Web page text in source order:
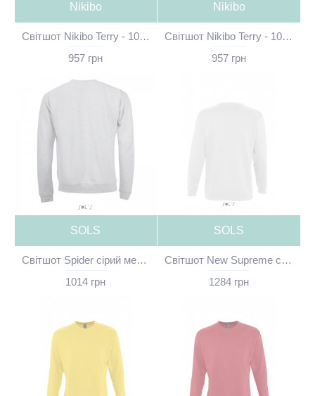
Nikibo
Світшот Nikibo Terry - 10080201-01
957 грн
Nikibo
Світшот Nikibo Terry - 10080201-44
957 грн
SOLS
Світшот Spider сірий меланж без принта - 01168360(SOLS)
1014 грн
SOLS
Світшот New Supreme світло-сірий меланж без принта - 13250300(SOLS)
1284 грн